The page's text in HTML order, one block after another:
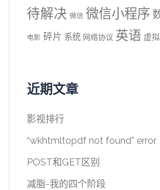
待解决 微信 微信小程序
电影 碎片 系统 网络协议 英语 虚
近期文章
影视排行
“wkhtmltopdf not found” error
POST和GET区别
减脂-我的四个阶段